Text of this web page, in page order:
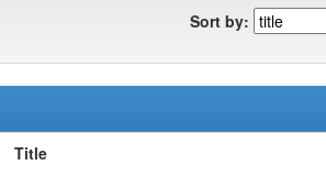
Sort by:
Title